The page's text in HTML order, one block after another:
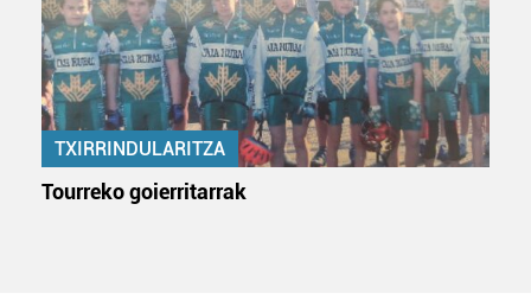
produktuak garatzeko. Zure datuak nork eta zertarako
erabiltzen dituen hauta dezakezu.
Bazkide batzuek ez dizute baimenik eskatzen, eta beren
interes komertzial legitimoetan babesten dira. Ikusi gure
bazkideen zerrenda, beren ustez zein helburutarako
duten interes legitimoa eta horren aurka nola egin
TXIRRINDULARITZA
Tourreko goierritarrak